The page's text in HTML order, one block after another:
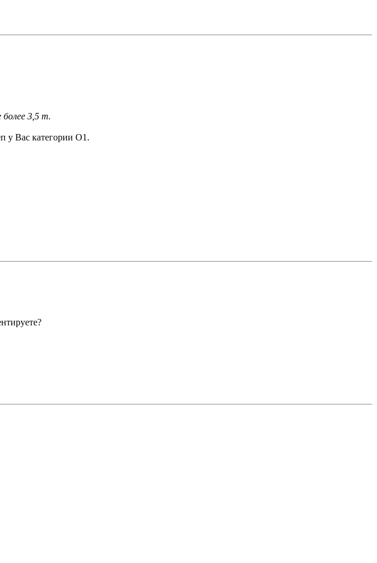
3,5 т.
у Вас категории О1.